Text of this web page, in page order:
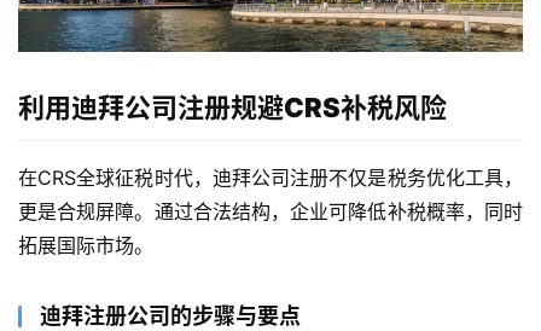
利用迪拜公司注册规避CRS补税风险
在CRS全球征税时代，迪拜公司注册不仅是税务优化工具，
更是合规屏障。通过合法结构，企业可降低补税概率，同时
拓展国际市场。
迪拜注册公司的步骤与要点